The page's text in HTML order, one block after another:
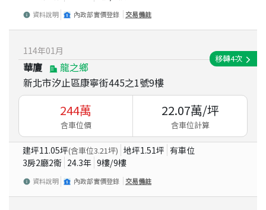
資料說明 內政部實價登錄 交易備註
114年01月
華廈
龍之鄉
新北市汐止區康寧街445之1號9樓
移轉4次
244萬
含車位價
22.07萬/坪
含車位計算
建坪11.05坪(含車位3.21坪) 地坪1.51坪 有車位
3房2廳2衛 24.3年 9樓/9樓
資料說明 內政部實價登錄 交易備註